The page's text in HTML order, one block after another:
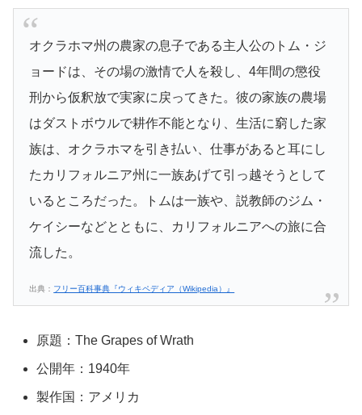
オクラホマ州の農家の息子である主人公のトム・ジ
ョードは、その場の激情で人を殺し、4年間の懲役
刑から仮釈放で実家に戻ってきた。彼の家族の農場
はダストボウルで耕作不能となり、生活に窮した家
族は、オクラホマを引き払い、仕事があると耳にし
たカリフォルニア州に一族あげて引っ越そうとして
いるところだった。トムは一族や、説教師のジム・
ケイシーなどとともに、カリフォルニアへの旅に合
流した。
出典： フリー百科事典『ウィキペディア（Wikipedia）』
原題：The Grapes of Wrath
公開年：1940年
製作国：アメリカ